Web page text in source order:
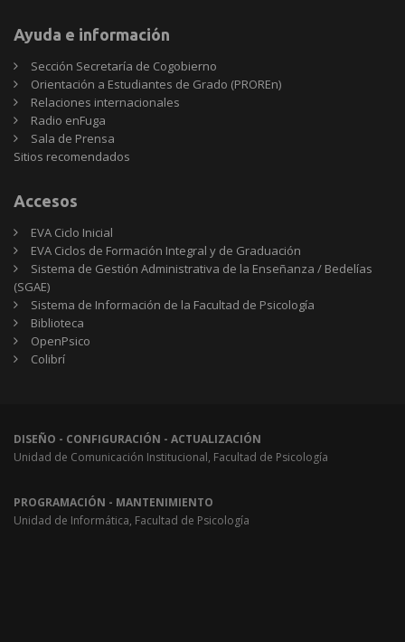
Ayuda e información
Sección Secretaría de Cogobierno
Orientación a Estudiantes de Grado (PROREn)
Relaciones internacionales
Radio enFuga
Sala de Prensa
Sitios
Sitios recomendados
Accesos
EVA Ciclo Inicial
EVA Ciclos de Formación Integral y de Graduación
Sistema de Gestión Administrativa de la Enseñanza / Bedelías
(SGAE)
Sistema de Información de la Facultad de Psicología
Biblioteca
OpenPsico
Colibrí
DISEÑO - CONFIGURACIÓN - ACTUALIZACIÓN
Unidad de Comunicación Institucional, Facultad de Psicología
PROGRAMACIÓN - MANTENIMIENTO
Unidad de Informática, Facultad de Psicología